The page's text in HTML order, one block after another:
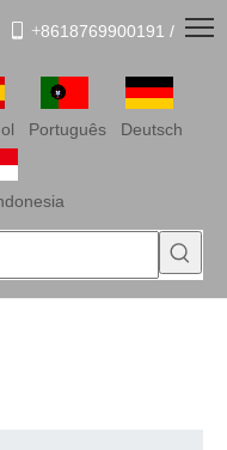
 +8618769900191 /
Português Deutsch